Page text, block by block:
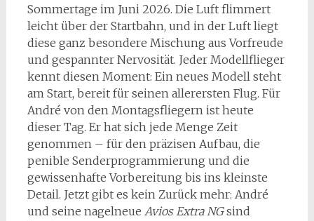
Sommertage im Juni 2026. Die Luft flimmert
leicht über der Startbahn, und in der Luft liegt
diese ganz besondere Mischung aus Vorfreude
und gespannter Nervosität. Jeder Modellflieger
kennt diesen Moment: Ein neues Modell steht
am Start, bereit für seinen allerersten Flug. Für
André von den Montagsfliegern ist heute
dieser Tag. Er hat sich jede Menge Zeit
genommen – für den präzisen Aufbau, die
penible Senderprogrammierung und die
gewissenhafte Vorbereitung bis ins kleinste
Detail. Jetzt gibt es kein Zurück mehr: André
und seine nagelneue Avios Extra NGsind